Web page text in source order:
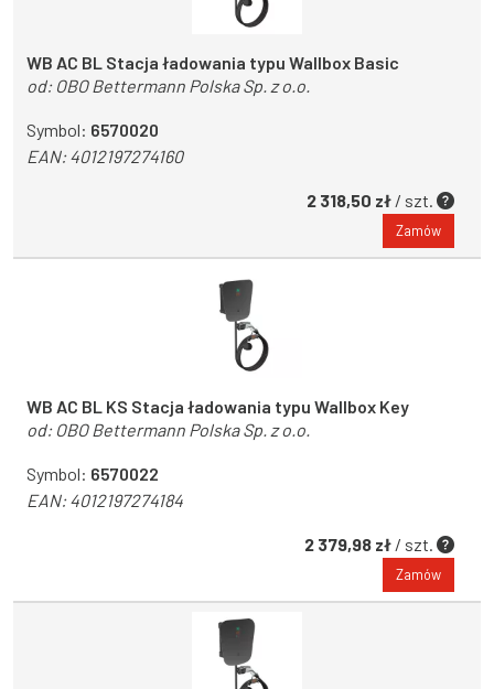
WB AC BL Stacja ładowania typu Wallbox Basic
od: OBO Bettermann Polska Sp. z o.o.
Symbol: 6570020
EAN:4012197274160
2 318,50 zł / szt.
Zamów
WB AC BL KS Stacja ładowania typu Wallbox Key
od: OBO Bettermann Polska Sp. z o.o.
Symbol: 6570022
EAN:4012197274184
2 379,98 zł / szt.
Zamów